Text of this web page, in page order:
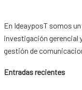
En IdeayposT somos
investigación gerencial
gestión de
Entradas recientes